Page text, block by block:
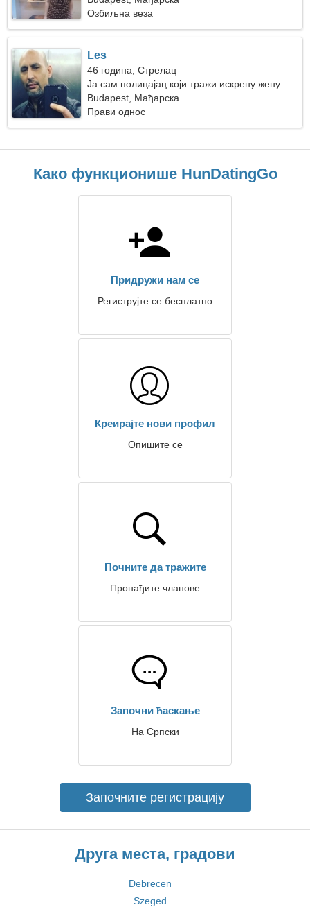
Озбиљна веза
Les
46 година, Стрелац
Ја сам полицајац који тражи искрену жену
Budapest, Мађарска
Прави однос
Како функционише HunDatingGo
Придружи нам се
Региструјте се бесплатно
Креирајте нови профил
Опишите се
Почните да тражите
Пронађите чланове
Започни ћаскање
На Српски
Започните регистрацију
Друга места, градови
Debrecen
Szeged